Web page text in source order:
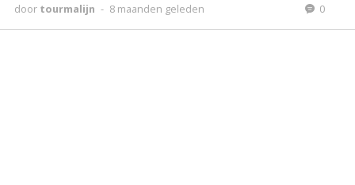
door tourmalijn - 8 maanden geleden 0